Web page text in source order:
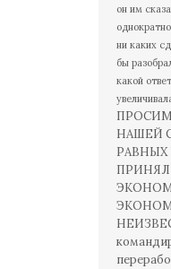
он им
ни каких
бы
какой
НАШЕЙ
РАВНЫХ
ПРИНЯЛ